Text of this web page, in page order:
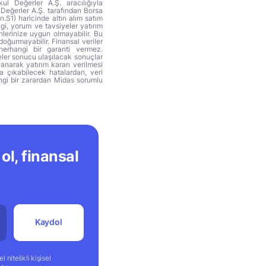
Değerler A.Ş. aracılığıyla
A.Ş. tarafından Borsa
haricinde altın alım satım
yorum ve tavsiyeler yatırım
uygun olmayabilir. Bu
Finansal veriler
bir garanti vermez.
sonucu ulaşılacak sonuçlar
yatırım kararı verilmesi
çıkabilecek hatalardan, veri
bir zarardan Midas sorumlu
ol, finansal
Kaydol
nitelikli kişisel